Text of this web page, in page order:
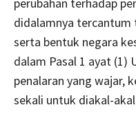
didalamnya tercantum
serta bentuk negara
dalam Pasal 1 ayat (1)
penalaran yang wajar,
sekali untuk diakal-